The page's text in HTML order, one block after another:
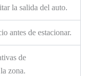
la salida del auto.
antes de estacionar.
de
zona.